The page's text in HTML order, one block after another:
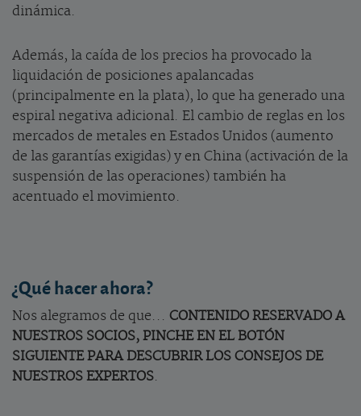
dinámica.
Además, la caída de los precios ha provocado la
liquidación de posiciones apalancadas
(principalmente en la plata), lo que ha generado una
espiral negativa adicional. El cambio de reglas en los
mercados de metales en Estados Unidos (aumento
de las garantías exigidas) y en China (activación de la
suspensión de las operaciones) también ha
acentuado el movimiento.
¿Qué hacer ahora?
Nos alegramos de que... CONTENIDO RESERVADO A
NUESTROS SOCIOS, PINCHE EN EL BOTÓN
SIGUIENTE PARA DESCUBRIR LOS CONSEJOS DE
NUESTROS EXPERTOS.